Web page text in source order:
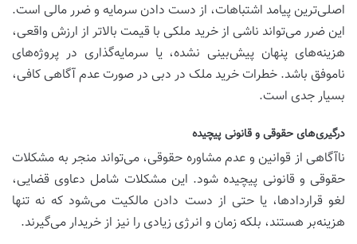
اصلی‌ترین پیامد اشتباهات، از دست دادن سرمایه و ضرر مالی است.
این ضرر می‌تواند ناشی از خرید ملکی با قیمت بالاتر از ارزش واقعی،
هزینه‌های پنهان پیش‌بینی نشده، یا سرمایه‌گذاری در پروژه‌های
ناموفق باشد. خطرات خرید ملک در دبی در صورت عدم آگاهی کافی،
بسیار جدی است.
درگیری‌های حقوقی و قانونی پیچیده
ناآگاهی از قوانین و عدم مشاوره حقوقی، می‌تواند منجر به مشکلات
حقوقی و قانونی پیچیده شود. این مشکلات شامل دعاوی قضایی،
لغو قراردادها، یا حتی از دست دادن مالکیت می‌شود که نه تنها
هزینه‌بر هستند، بلکه زمان و انرژی زیادی را نیز از خریدار می‌گیرند.